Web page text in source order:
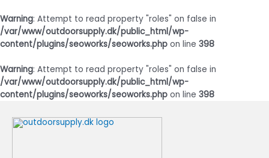
Warning: Attempt to read property "roles" on false in
/var/www/outdoorsupply.dk/public_html/wp-
content/plugins/seoworks/seoworks.php on line 398
Warning: Attempt to read property "roles" on false in
/var/www/outdoorsupply.dk/public_html/wp-
content/plugins/seoworks/seoworks.php on line 398
indholdet